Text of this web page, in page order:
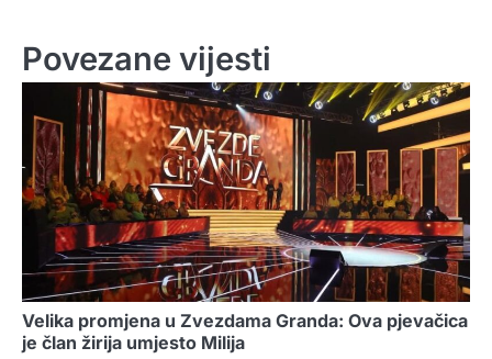
Povezane vijesti
Velika promjena u Zvezdama Granda: Ova pjevačica
je član žirija umjesto Milija